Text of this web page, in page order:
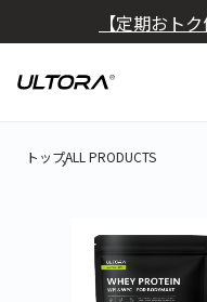
トップALL PRODUCTS
【定期おト